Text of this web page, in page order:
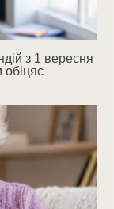
з 1 вересня